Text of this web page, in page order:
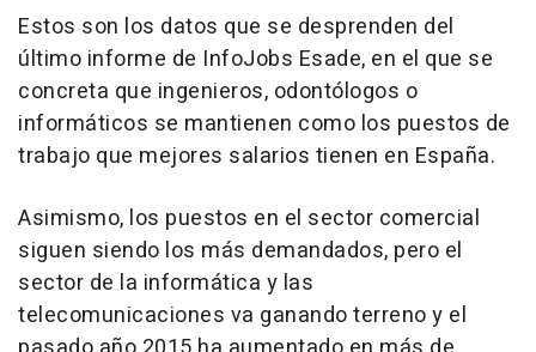
Estos son los datos que se desprenden del
último informe de InfoJobs Esade, en el que se
concreta que ingenieros, odontólogos o
informáticos se mantienen como los puestos de
trabajo que mejores salarios tienen en España.
Asimismo, los puestos en el sector comercial
siguen siendo los más demandados, pero el
sector de la informática y las
telecomunicaciones va ganando terreno y el